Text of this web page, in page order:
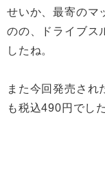
せいか、最寄のマ
のの、ドライブス
したね。
また今回発売され
も税込490円でした